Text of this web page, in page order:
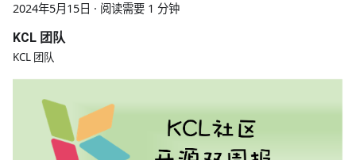
2024年5月15日 · 阅读需要 1 分钟
KCL 团队
KCL 团队